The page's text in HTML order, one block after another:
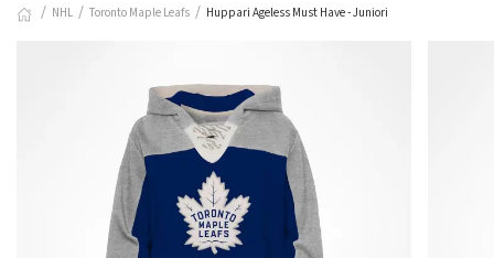
NHL Toronto Maple Leafs Huppari Ageless Must Have - Juniori